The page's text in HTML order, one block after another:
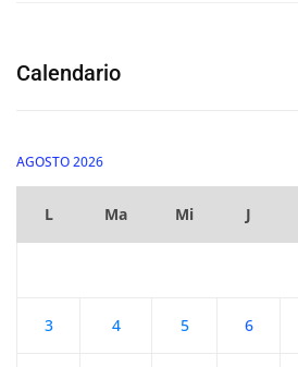
Calendario
AGOSTO 2026
L Ma Mi J
3 4 5 6